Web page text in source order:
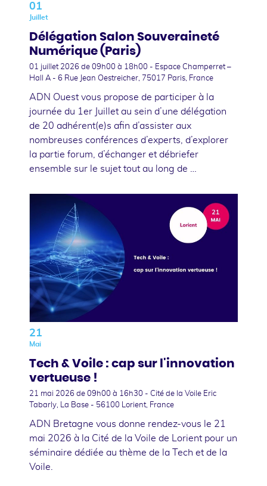
01
Juillet
Délégation Salon Souveraineté
Numérique (Paris)
01 juillet 2026 de 09h00 à 18h00 - Espace Champerret –
Hall A - 6 Rue Jean Oestreicher, 75017 Paris, France
ADN Ouest vous propose de participer à la
journée du 1er Juillet au sein d’une délégation
de 20 adhérent(e)s afin d’assister aux
nombreuses conférences d’experts, d’explorer
la partie forum, d’échanger et débriefer
ensemble sur le sujet tout au long de …
21
Mai
Tech & Voile : cap sur l'innovation
vertueuse !
21 mai 2026 de 09h00 à 16h30 - Cité de la Voile Eric
Tabarly, La Base - 56100 Lorient, France
ADN Bretagne vous donne rendez-vous le 21
mai 2026 à la Cité de la Voile de Lorient pour un
séminaire dédiée au thème de la Tech et de la
Voile.